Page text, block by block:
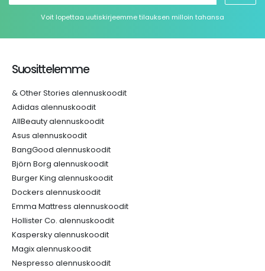
Voit lopettaa uutiskirjeemme tilauksen milloin tahansa
Suosittelemme
& Other Stories alennuskoodit
Adidas alennuskoodit
AllBeauty alennuskoodit
Asus alennuskoodit
BangGood alennuskoodit
Björn Borg alennuskoodit
Burger King alennuskoodit
Dockers alennuskoodit
Emma Mattress alennuskoodit
Hollister Co. alennuskoodit
Kaspersky alennuskoodit
Magix alennuskoodit
Nespresso alennuskoodit